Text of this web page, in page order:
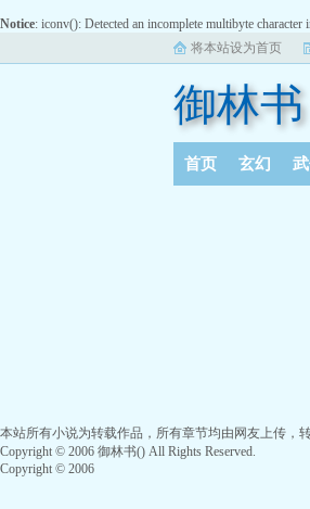
Notice: iconv(): Detected an incomplete multibyte character
将本站设为首页
御林书
首页 玄幻
本站所有小说为转载作品，所有章节均由网友上传，
Copyright © 2006 御林书() All Rights Reserved.
Copyright © 2006